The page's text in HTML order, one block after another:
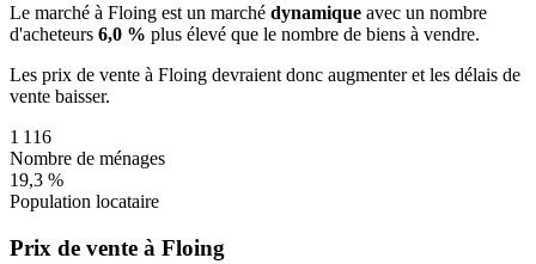
Le marché à Floing est un marché dynamique avec un nombre
d'acheteurs 6,0 % plus élevé que le nombre de biens à vendre.
Les prix de vente à Floing devraient donc augmenteret les délais de
vente baisser.
1 116
Nombre de ménages
19,3 %
Population locataire
Prix de vente à Floing